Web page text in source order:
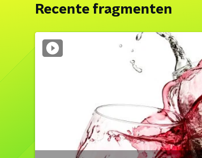
Recente fragmenten